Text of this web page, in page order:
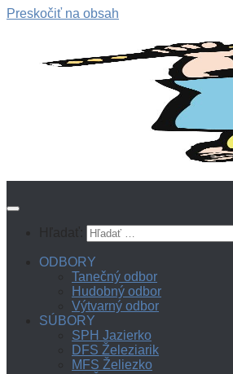
Preskočiť na obsah
ODBORY
Tanečný odbor
Hudobný odbor
Výtvarný odbor
SÚBORY
SPH Jazierko
DFS Železiarik
MFS Želiezko